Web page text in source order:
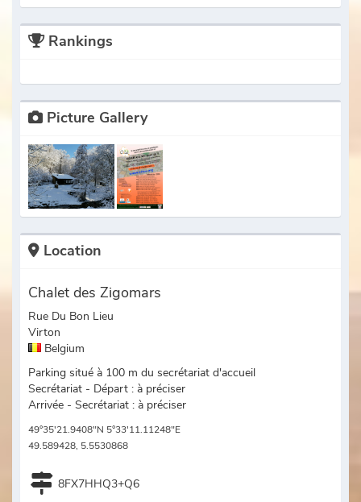
Rankings
Picture Gallery
Location
Chalet des Zigomars
Rue Du Bon Lieu
Virton
Belgium
Parking situé à 100 m du secrétariat d'accueil
Secrétariat - Départ : à préciser
Arrivée - Secrétariat : à préciser
49°35'21.9408"N 5°33'11.11248"E
49.589428, 5.5530868
8FX7HHQ3+Q6